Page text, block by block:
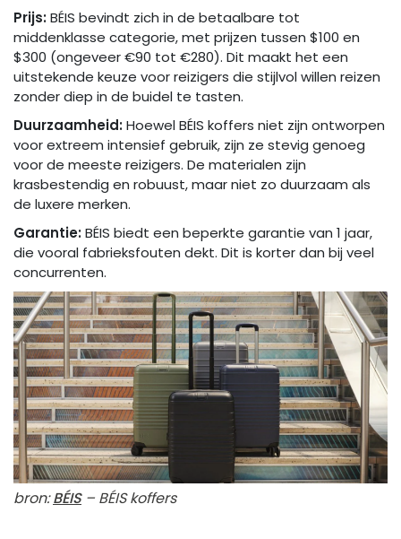
Prijs:BÉIS bevindt zich in de betaalbare tot
middenklasse categorie, met prijzen tussen $100 en
$300 (ongeveer €90 tot €280). Dit maakt het een
uitstekende keuze voor reizigers die stijlvol willen reizen
zonder diep in de buidel te tasten.
Duurzaamheid:Hoewel BÉIS koffers niet zijn ontworpen
voor extreem intensief gebruik, zijn ze stevig genoeg
voor de meeste reizigers. De materialen zijn
krasbestendig en robuust, maar niet zo duurzaam als
de luxere merken.
Garantie:BÉIS biedt een beperkte garantie van 1 jaar,
die vooral fabrieksfouten dekt. Dit is korter dan bij veel
concurrenten.
bron:BÉIS– BÉIS koffers